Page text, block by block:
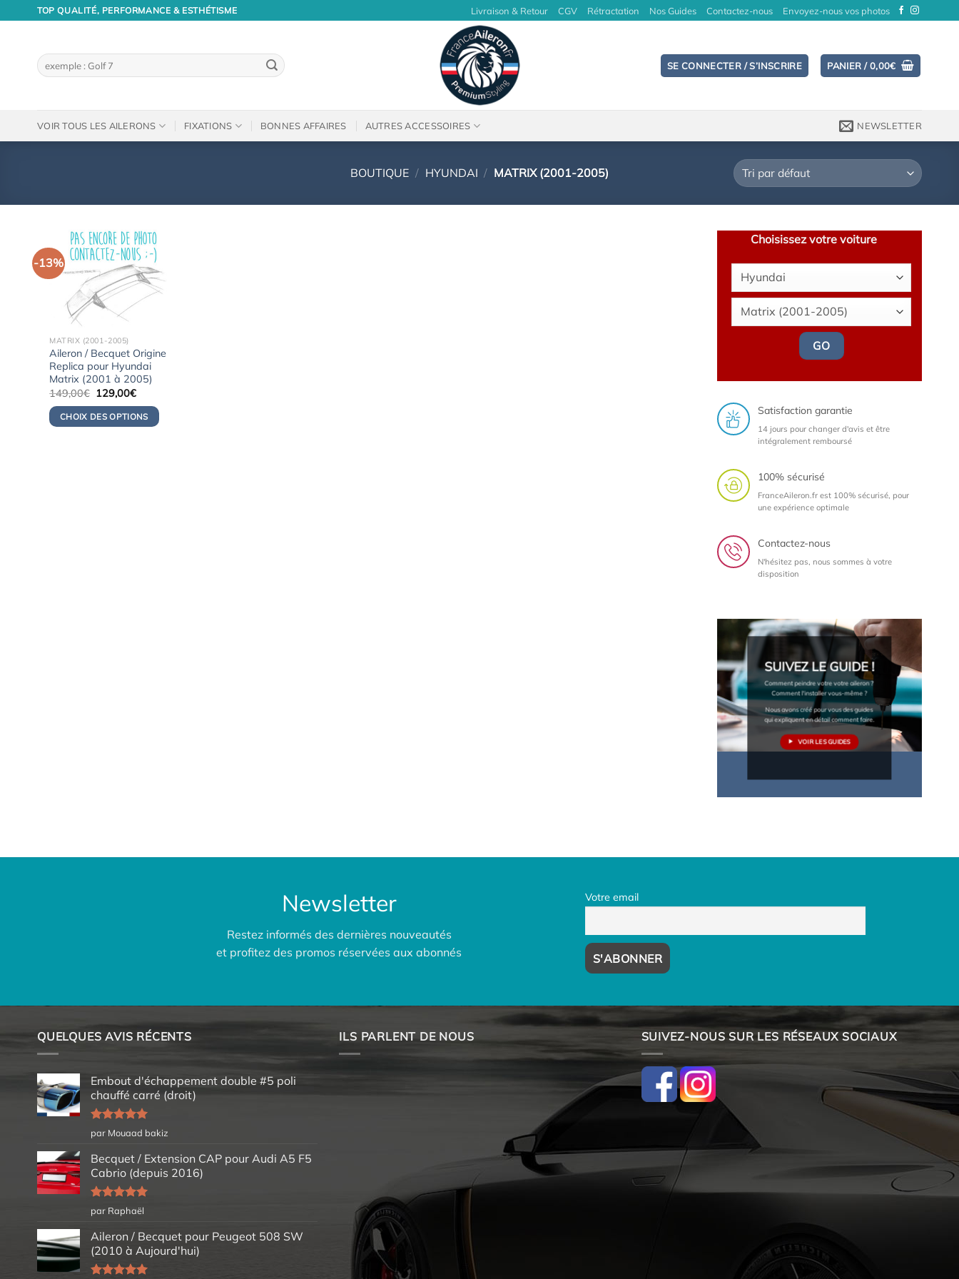
TOP QUALITÉ, PERFORMANCE & ESTHÉTISME Livraison & Retour CGV Rétractation Nos Guides Contactez-nous Envoyez-nous vos photos
Recherche
pour :
SE CONNECTER / S’INSCRIRE PANIER /0,00€
VOIR TOUS LES AILERONS FIXATIONS BONNES AFFAIRES AUTRES ACCESSOIRES NEWSLETTER
BOUTIQUE / HYUNDAI / MATRIX (2001-2005)
-13%
MATRIX (2001-2005)
Aileron / Becquet Origine
Replica pour Hyundai
Matrix (2001 à 2005)
149,00€ Le
initial
était :
129,00€Le
actuel
est :
CHOIX DES OPTIONS
Choisissez votre voiture
GO
Satisfaction garantie
14 jours pour changer d'avis et être
intégralement remboursé
100% sécurisé
FranceAileron.fr est 100% sécurisé, pour
une expérience optimale
Contactez-nous
N'hésitez pas, nous sommes à votre
disposition
SUIVEZ LE GUIDE !
Comment peindre votre votre aileron ?
Comment l'installer vous-même ?
Nous avons créé pour vous des guides
qui expliquent en détail comment faire.
VOIR LES GUIDES
Newsletter
Restez informés des dernières nouveautés
et profitez des promos réservées aux abonnés
Votre email
QUELQUES AVIS RÉCENTS
Embout d'échappement double #5 poli
chauffé carré (droit)
Note5sur
5
par Mouaad bakiz
Becquet / Extension CAP pour Audi A5 F5
Cabrio (depuis 2016)
Note5sur
5
par Raphaël
Aileron / Becquet pour Peugeot 508 SW
(2010 à Aujourd'hui)
ILS PARLENT DE NOUS SUIVEZ-NOUS SUR LES RÉSEAUX SOCIAUX